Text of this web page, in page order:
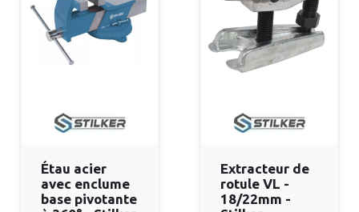
Étau acier
avec enclume
base pivotante
Extracteur de
rotule VL -
18/22mm -